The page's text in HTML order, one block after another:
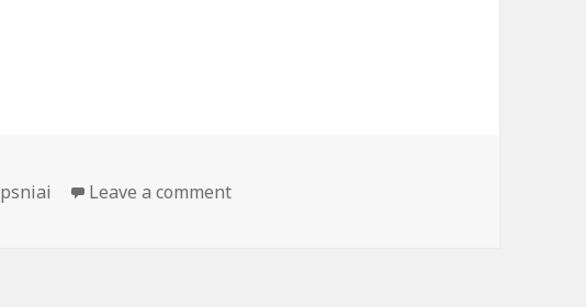
baldai Kaune: patogumas ir elegancija vienoje vietoje
Leave a comment